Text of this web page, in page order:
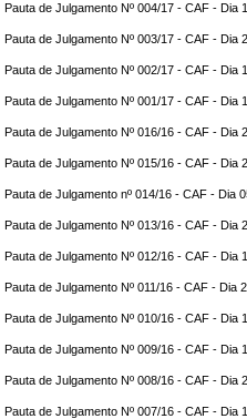
Pauta de Julgamento Nº 004/17 - CAF - Dia
Pauta de Julgamento Nº 003/17 - CAF - Dia
Pauta de Julgamento Nº 002/17 - CAF - Dia
Pauta de Julgamento Nº 001/17 - CAF - Dia
Pauta de Julgamento Nº 016/16 - CAF - Dia
Pauta de Julgamento Nº 015/16 - CAF - Dia
Pauta de Julgamento nº 014/16 - CAF - Dia
Pauta de Julgamento Nº 013/16 - CAF - Dia
Pauta de Julgamento Nº 012/16 - CAF - Dia
Pauta de Julgamento Nº 011/16 - CAF - Dia
Pauta de Julgamento Nº 010/16 - CAF - Dia
Pauta de Julgamento Nº 009/16 - CAF - Dia
Pauta de Julgamento Nº 008/16 - CAF - Dia
Pauta de Julgamento Nº 007/16 - CAF - Dia